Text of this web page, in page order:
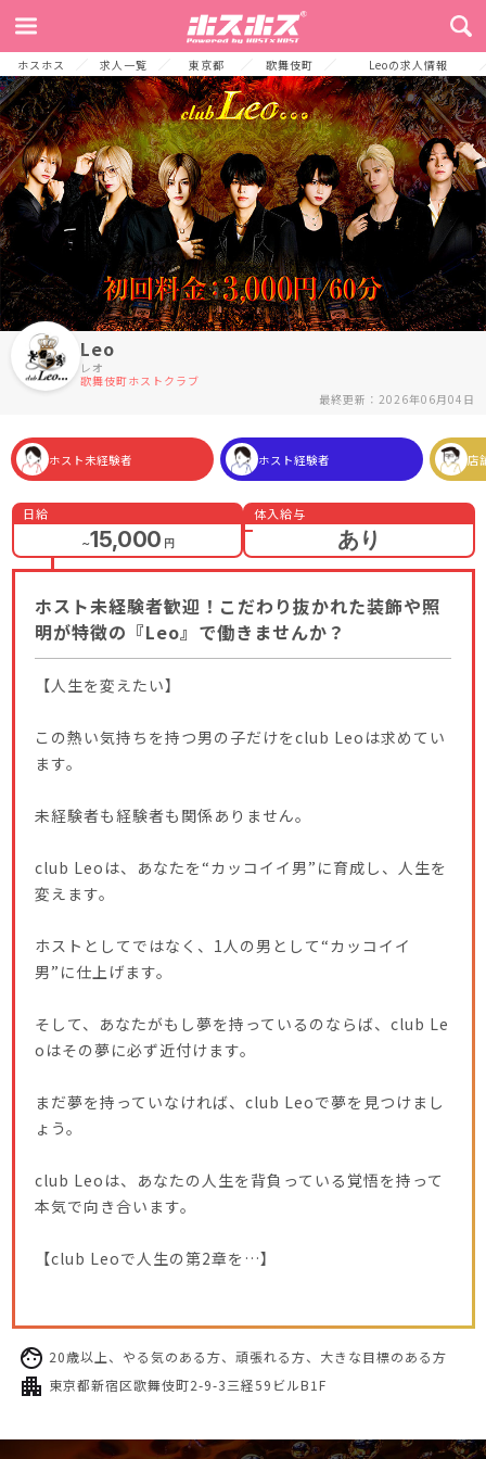
ホスホス 求人一覧 東京都 歌舞伎町 Leoの求人情報
TOP お店からのメッセージ 募集要項 採用プロセス
Leo
レオ
歌舞伎町ホストクラブ
最終更新：2026年06月04日
ホスト未経験者 ホスト経験者 店
日給
～15,000 円
体入給与
あり
ホスト未経験者歓迎！こだわり抜かれた装飾や照
明が特徴の『Leo』で働きませんか？
【人生を変えたい】
この熱い気持ちを持つ男の子だけをclub Leoは求めてい
ます。
未経験者も経験者も関係ありません。
club Leoは、あなたを“カッコイイ男”に育成し、人生を
変えます。
ホストとしてではなく、1人の男として“カッコイイ
男”に仕上げます。
そして、あなたがもし夢を持っているのならば、club Le
oはその夢に必ず近付けます。
まだ夢を持っていなければ、club Leoで夢を見つけまし
ょう。
club Leoは、あなたの人生を背負っている覚悟を持って
本気で向き合います。
【club Leoで人生の第2章を…】
20歳以上、やる気のある方、頑張れる方、大きな目標のある方
東京都新宿区歌舞伎町2-9-3三経59ビルB1F